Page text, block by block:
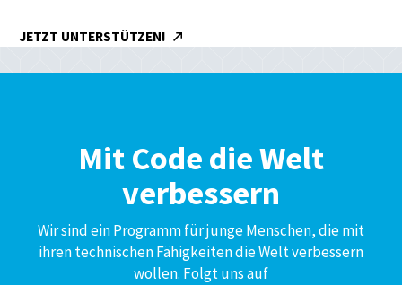
JETZT UNTERSTÜTZEN!
Mit Code die Welt
verbessern
Wir sind ein Programm für junge Menschen, die mit
ihren technischen Fähigkeiten die Welt verbessern
wollen. Folgt uns auf